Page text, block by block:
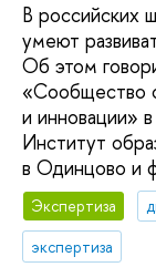
В российских
умеют
Об этом
«Сообщество
и инновации»
Институт
в Одинцово и
Экспертиза
экспертиза